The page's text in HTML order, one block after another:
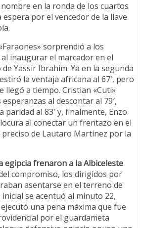
en la ronda de los cuartos
por el vencedor de la llave
sorprendió a los
inaugurar el marcador en el
Yassir Ibrahim. Ya en la segunda
la ventaja africana al 67′, pero
llegó a tiempo. Cristian «Cuti»
al descontar al 79′,
paridad al 83′ y, finalmente, Enzo
al conectar un frentazo en el
preciso de Lautaro Martínez por la
egipcia frenaron a la Albiceleste
compromiso, los dirigidos por
asentarse en el terreno de
se acentuó al minuto 22,
una pena máxima que fue
por el guardameta